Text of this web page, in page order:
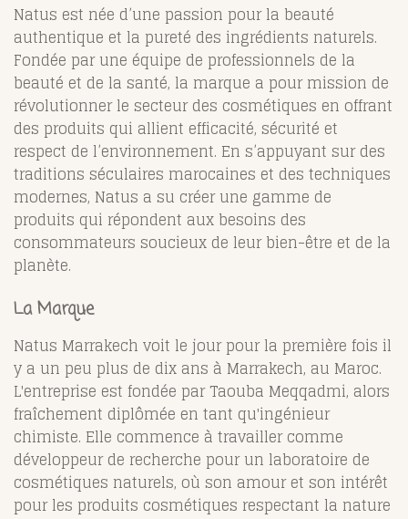
Natus est née d’une passion pour la beauté
authentique et la pureté des ingrédients naturels.
Fondée par une équipe de professionnels de la
beauté et de la santé, la marque a pour mission de
révolutionner le secteur des cosmétiques en offrant
des produits qui allient efficacité, sécurité et
respect de l’environnement. En s’appuyant sur des
traditions séculaires marocaines et des techniques
modernes, Natus a su créer une gamme de
produits qui répondent aux besoins des
consommateurs soucieux de leur bien-être et de la
planète.
La Marque
Natus Marrakech voit le jour pour la première fois il
y a un peu plus de dix ans à Marrakech, au Maroc.
L'entreprise est fondée par Taouba Meqqadmi, alors
fraîchement diplômée en tant qu'ingénieur
chimiste. Elle commence à travailler comme
développeur de recherche pour un laboratoire de
cosmétiques naturels, où son amour et son intérêt
pour les produits cosmétiques respectant la nature